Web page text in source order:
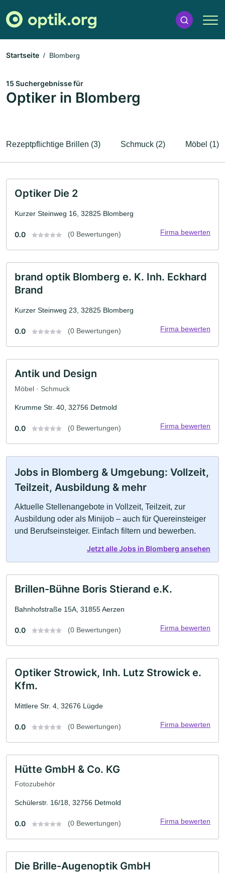
Startseite Blomberg
15 Suchergebnisse für
Optiker in Blomberg
Rezeptpflichtige Brillen (3) Schmuck (2) Möbel (1)
Optiker Die 2
Kurzer Steinweg 16, 32825 Blomberg
0.0 (0 Bewertungen) Firma bewerten
brand optik Blomberg e. K. Inh. Eckhard
Brand
Kurzer Steinweg 23, 32825 Blomberg
0.0 (0 Bewertungen) Firma bewerten
Antik und Design
Möbel · Schmuck
Krumme Str. 40, 32756 Detmold
0.0 (0 Bewertungen) Firma bewerten
Jobs in Blomberg & Umgebung: Vollzeit,
Teilzeit, Ausbildung & mehr
Aktuelle Stellenangebote in Vollzeit, Teilzeit, zur
Ausbildung oder als Minijob – auch für Quereinsteiger
und Berufseinsteiger. Einfach filtern und bewerben.
Jetzt alle Jobs in Blomberg ansehen
Brillen-Bühne Boris Stierand e.K.
Bahnhofstraße 15A, 31855 Aerzen
0.0 (0 Bewertungen) Firma bewerten
Optiker Strowick, Inh. Lutz Strowick e.
Kfm.
Mittlere Str. 4, 32676 Lügde
0.0 (0 Bewertungen) Firma bewerten
Hütte GmbH & Co. KG
Fotozubehör
Schülerstr. 16/18, 32756 Detmold
0.0 (0 Bewertungen) Firma bewerten
Die Brille-Augenoptik GmbH